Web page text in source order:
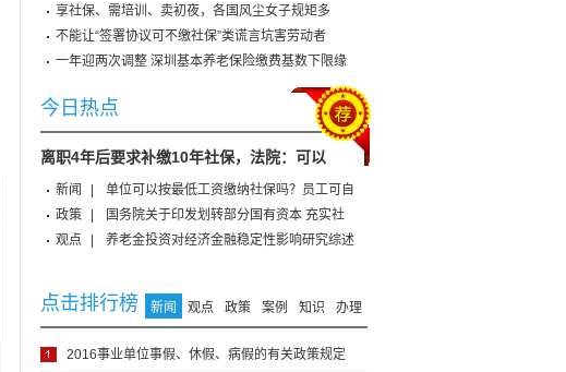
享社保、需培训、卖初夜，各国风尘女子规矩多
不能让“签署协议可不缴社保”类谎言坑害劳动者
一年迎两次调整 深圳基本养老保险缴费基数下限缘
今日热点
离职4年后要求补缴10年社保，法院：可以
新闻
单位可以按最低工资缴纳社保吗？员工可自
政策
国务院关于印发划转部分国有资本 充实社
观点
养老金投资对经济金融稳定性影响研究综述
点击排行榜 新闻 观点 政策 案例 知识 办理
2016事业单位事假、休假、病假的有关政策规定